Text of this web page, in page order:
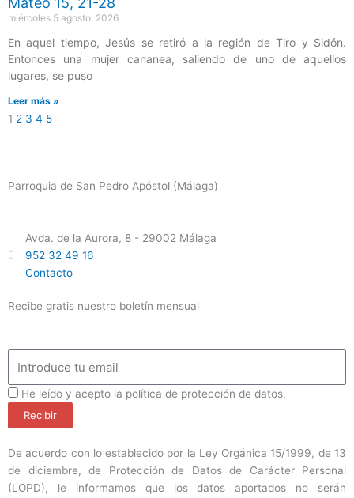
miércoles 5 agosto, 2026
En aquel tiempo, Jesús se retiró a la región de Tiro y Sidón.
Entonces una mujer cananea, saliendo de uno de aquellos
lugares, se puso
Leer más »
1 2 3 4 5
Parroquia de San Pedro Apóstol (Málaga)
Avda. de la Aurora, 8 - 29002 Málaga
952 32 49 16
Contacto
Recibe gratis nuestro boletín mensual
ProteccionDatos
He leído y acepto la política de protección de datos.
Recibir
De acuerdo con lo establecido por la Ley Orgánica 15/1999, de 13
de diciembre, de Protección de Datos de Carácter Personal
(LOPD), le informamos que los datos aportados no serán